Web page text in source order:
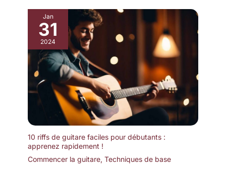
Jan
31
2024
10 riffs de guitare faciles pour débutants :
apprenez rapidement !
Commencer la guitare, Techniques de base